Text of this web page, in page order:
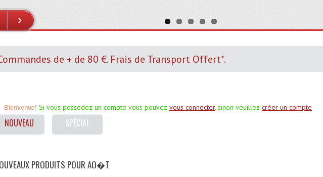
VOIR PLUS
de + de 80 €. Frais de Transport Offert*.
Bienvenue! Si vous possédez un compte vous pouvez vous connecter, sinon veuillez créer un compte
NOUVEAU SPÉCIAL
PRODUITS POUR AO�T